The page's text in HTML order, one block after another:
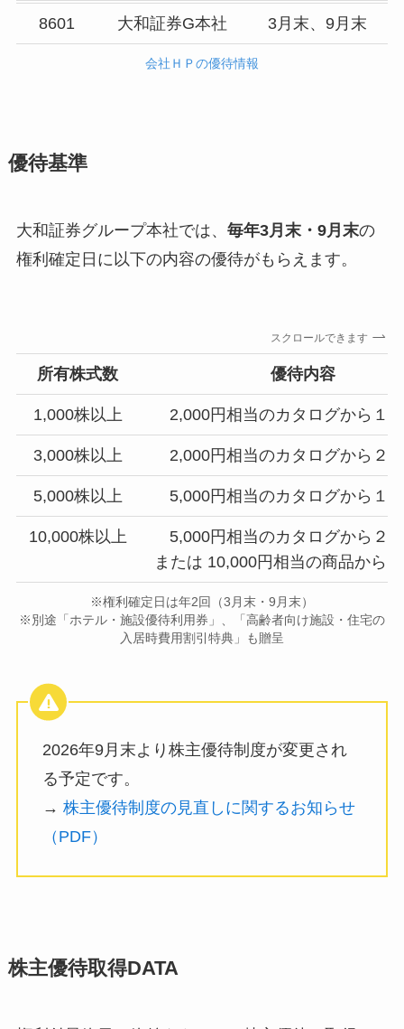
8601 大和証券G本社 3月末、9月末
会社ＨＰの優待情報
優待基準
大和証券グループ本社では、 毎年3月末・9月末の
権利確定日に以下の内容の優待がもらえます。
スクロールできます
所有株式数 優待内容
1,000株以上 2,000円相当のカタログから１
3,000株以上 2,000円相当のカタログから２
5,000株以上 5,000円相当のカタログから１
10,000株以上
5,000円相当のカタログから２
または 10,000円相当の商品から
※権利確定日は年2回（3月末・9月末）
※別途「ホテル・施設優待利用券」、「高齢者向け施設・住宅の
入居時費用割引特典」も贈呈
2026年9月末より株主優待制度が変更され
る予定です。
→ 株主優待制度の見直しに関するお知らせ
（PDF）
株主優待取得DATA